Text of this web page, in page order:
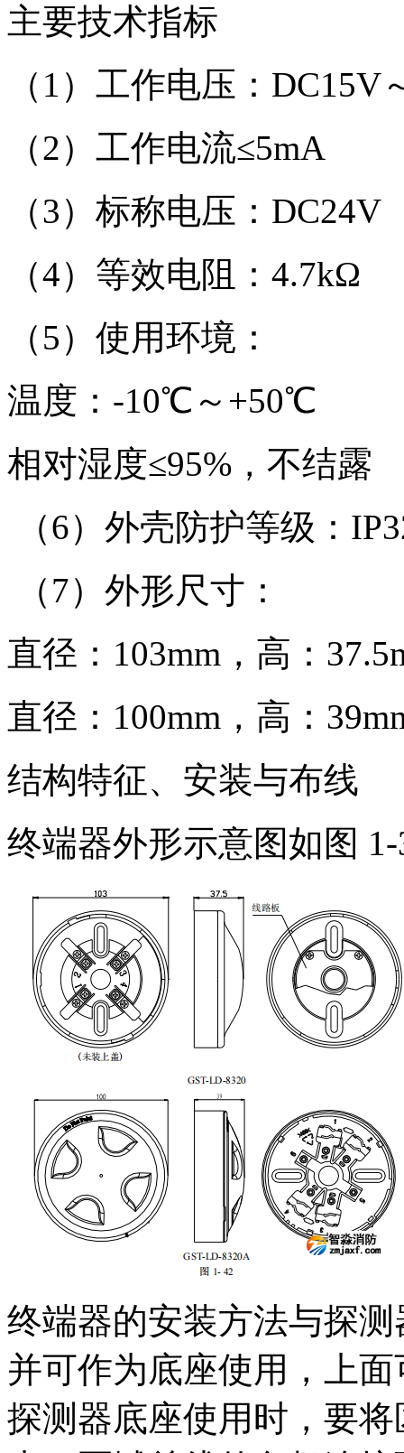
主要技术指标
（1）工作电压：DC15V
（2）工作电流≤5mA
（3）标称电压：DC24V
（4）等效电阻：4.7kΩ
（5）使用环境：
温度：-10℃～+50℃
相对湿度≤95%，不结露
（6）外壳防护等级：
（7）外形尺寸：
直径：103mm，高：
直径：100mm，高：
结构特征、安装与布线
终端器外形示意图如图
终端器的安装方法与探
并可作为底座使用，上
探测器底座使用时，要